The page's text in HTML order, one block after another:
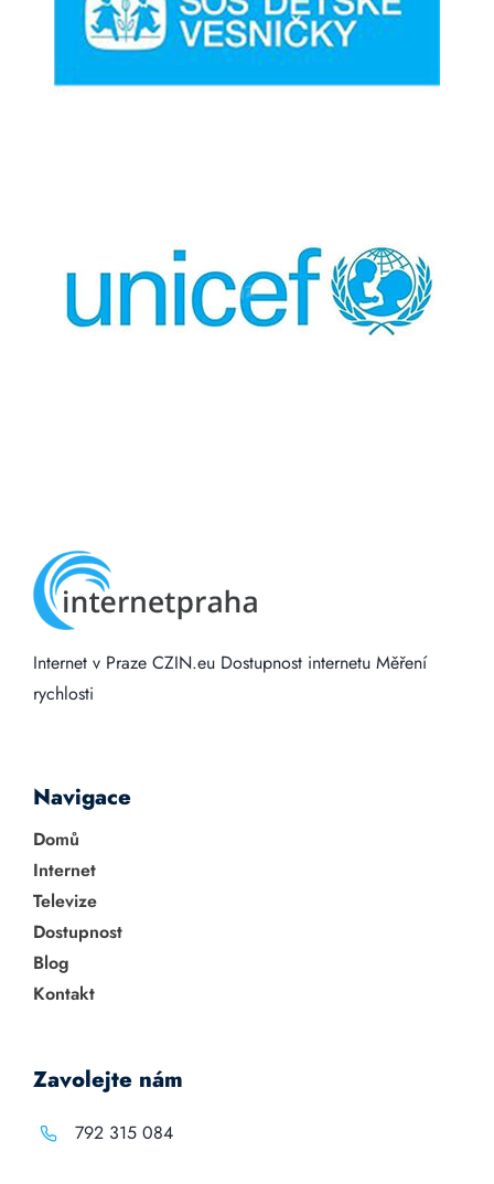
Internet v Praze CZIN.eu Dostupnost internetu Měření
rychlosti
Navigace
Domů
Internet
Televize
Dostupnost
Blog
Kontakt
Zavolejte nám
792 315 084